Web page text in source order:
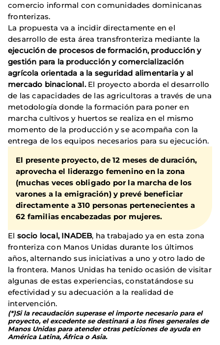
comercio informal con comunidades dominicanas
fronterizas.
La propuesta va a incidir directamente en el
desarrollo de esta área transfronteriza mediante la
ejecución de procesos de formación, producción y
gestión para la producción y comercialización
agrícola orientada a la seguridad alimentaria y al
mercado binacional.El proyecto aborda el desarrollo
de las capacidades de las agricultoras a través de una
metodología donde la formación para poner en
marcha cultivos y huertos se realiza en el mismo
momento de la producción y se acompaña con la
entrega de los equipos necesarios para su ejecución.
El presente proyecto, de 12 meses de duración,
aprovecha el liderazgo femenino en la zona
(muchas veces obligado por la marcha de los
varones a la emigración) y prevé beneficiar
directamente a 310 personas pertenecientes a
62 familias encabezadas por mujeres.
El socio local, INADEB, ha trabajado ya en esta zona
fronteriza con Manos Unidas durante los últimos
años, alternando sus iniciativas a uno y otro lado de
la frontera. Manos Unidas ha tenido ocasión de visitar
algunas de estas experiencias, constatándose su
efectividad y su adecuación a la realidad de
intervención.
(*)Si la recaudación superase el importe necesario para el
proyecto, el excedente se destinará a los fines generales de
Manos Unidas para atender otras peticiones de ayuda en
América Latina, África o Asia.